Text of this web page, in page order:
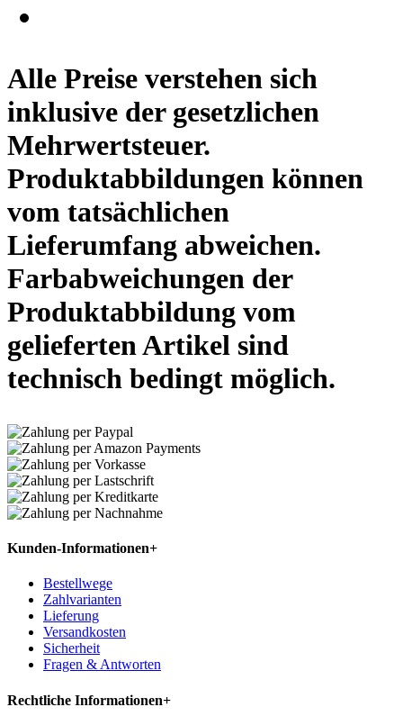
Alle Preise verstehen sich
inklusive der gesetzlichen
Mehrwertsteuer.
Produktabbildungen können
vom tatsächlichen
Lieferumfang abweichen.
Farbabweichungen der
Produktabbildung vom
gelieferten Artikel sind
technisch bedingt möglich.
Kunden-Informationen+
Bestellwege
Zahlvarianten
Lieferung
Versandkosten
Sicherheit
Fragen & Antworten
Rechtliche Informationen+